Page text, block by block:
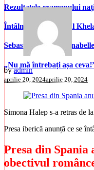
Rezultatele examenului
Întâlnire Ceferin – Al
Sebastian Stan și
„Nu mă întrebați așa
byadmin
aprilie 20, 2024aprilie 20, 2024
Simona Halep s-a retras de
Presa iberică anunță ce se
Presa din
obectivul